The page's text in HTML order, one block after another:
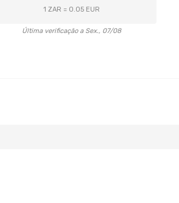
1 ZAR = 0.05 EUR
Última verificação a Sex., 07/08